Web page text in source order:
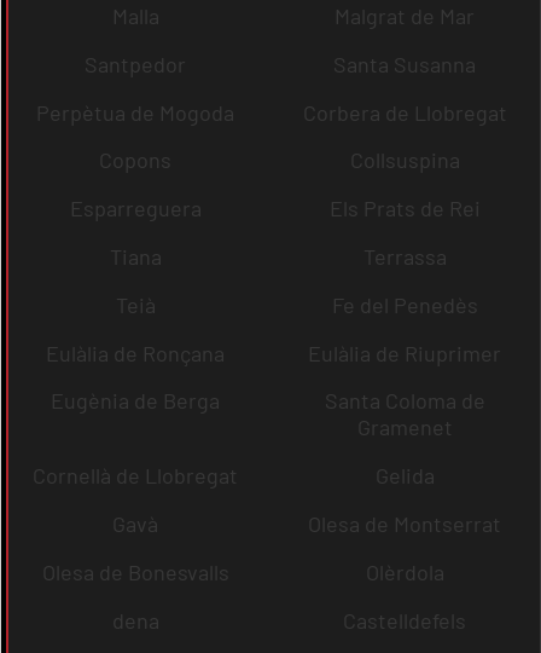
Malla
Malgrat de Mar
Santpedor
Santa Susanna
Perpètua de Mogoda
Corbera de Llobregat
Copons
Collsuspina
Esparreguera
Els Prats de Rei
Tiana
Terrassa
Teià
Fe del Penedès
Eulàlia de Ronçana
Eulàlia de Riuprimer
Eugènia de Berga
Santa Coloma de
Gramenet
Cornellà de Llobregat
Gelida
Gavà
Olesa de Montserrat
Olesa de Bonesvalls
Olèrdola
dena
Castelldefels